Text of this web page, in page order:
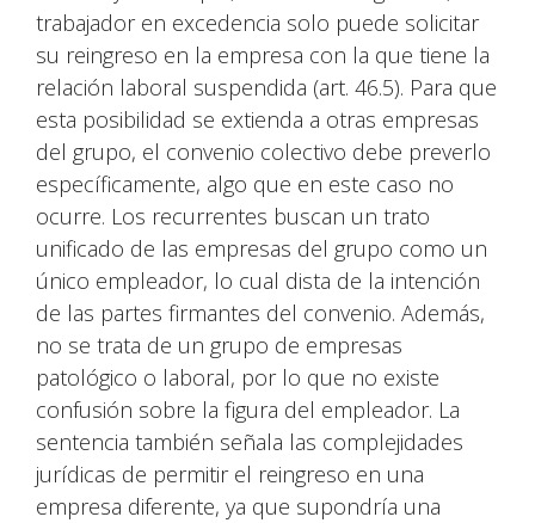
trabajador en excedencia solo puede solicitar
su reingreso en la empresa con la que tiene la
relación laboral suspendida (art. 46.5). Para que
esta posibilidad se extienda a otras empresas
del grupo, el convenio colectivo debe preverlo
específicamente, algo que en este caso no
ocurre. Los recurrentes buscan un trato
unificado de las empresas del grupo como un
único empleador, lo cual dista de la intención
de las partes firmantes del convenio. Además,
no se trata de un grupo de empresas
patológico o laboral, por lo que no existe
confusión sobre la figura del empleador. La
sentencia también señala las complejidades
jurídicas de permitir el reingreso en una
empresa diferente, ya que supondría una